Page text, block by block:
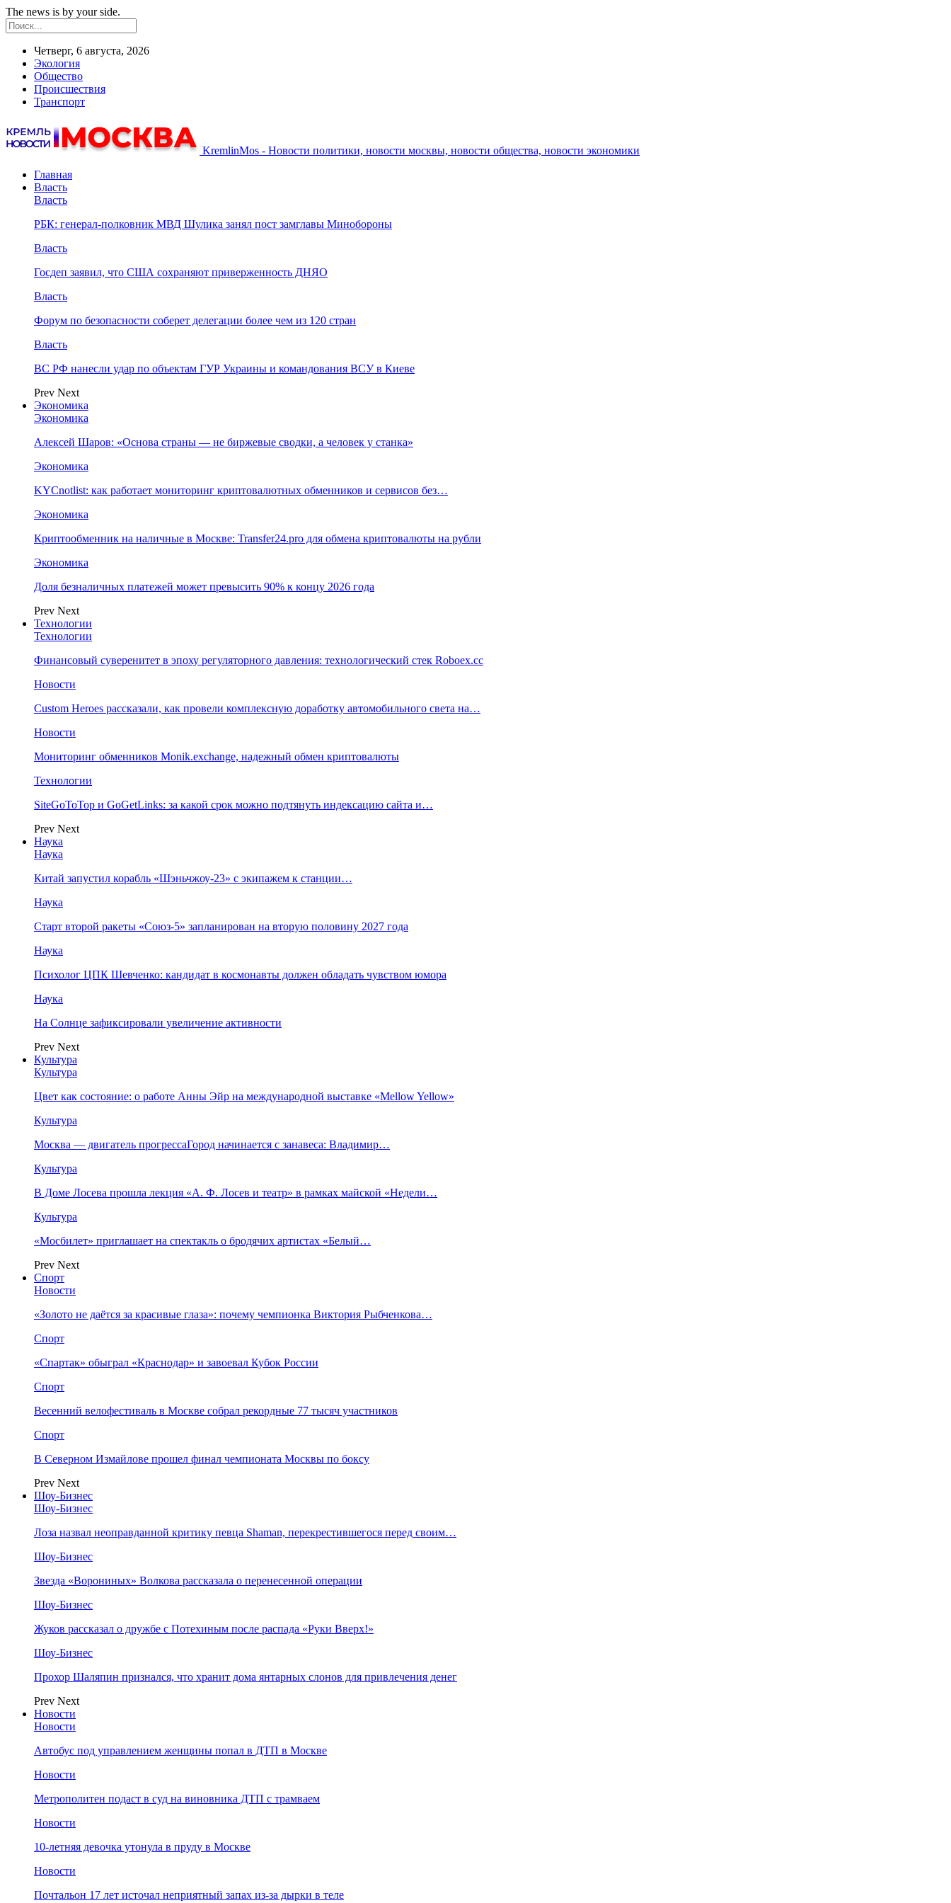
The news is by your side.
Четверг, 6 августа, 2026
Экология
Общество
Происшествия
Транспорт
KremlinMos - Новости политики, новости москвы, новости общества, новости экономики
Главная
Власть
Власть
РБК: генерал-полковник МВД Шулика занял пост замглавы Минобороны
Власть
Госдеп заявил, что США сохраняют приверженность ДНЯО
Власть
Форум по безопасности соберет делегации более чем из 120 стран
Власть
ВС РФ нанесли удар по объектам ГУР Украины и командования ВСУ в Киеве
Prev Next
Экономика
Экономика
Алексей Шаров: «Основа страны — не биржевые сводки, а человек у станка»
Экономика
KYCnotlist: как работает мониторинг криптовалютных обменников и сервисов без…
Экономика
Криптообменник на наличные в Москве: Transfer24.pro для обмена криптовалюты на рубли
Экономика
Доля безналичных платежей может превысить 90% к концу 2026 года
Prev Next
Технологии
Технологии
Финансовый суверенитет в эпоху регуляторного давления: технологический стек Roboex.cc
Новости
Custom Heroes рассказали, как провели комплексную доработку автомобильного света на…
Новости
Мониторинг обменников Monik.exchange, надежный обмен криптовалюты
Технологии
SiteGoToTop и GoGetLinks: за какой срок можно подтянуть индексацию сайта и…
Prev Next
Наука
Наука
Китай запустил корабль «Шэньчжоу-23» с экипажем к станции…
Наука
Старт второй ракеты «Союз-5» запланирован на вторую половину 2027 года
Наука
Психолог ЦПК Шевченко: кандидат в космонавты должен обладать чувством юмора
Наука
На Солнце зафиксировали увеличение активности
Prev Next
Культура
Культура
Цвет как состояние: о работе Анны Эйр на международной выставке «Mellow Yellow»
Культура
Москва — двигатель прогрессаГород начинается с занавеса: Владимир…
Культура
В Доме Лосева прошла лекция «А. Ф. Лосев и театр» в рамках майской «Недели…
Культура
«Мосбилет» приглашает на спектакль о бродячих артистах «Белый…
Prev Next
Спорт
Новости
«Золото не даётся за красивые глаза»: почему чемпионка Виктория Рыбченкова…
Спорт
«Спартак» обыграл «Краснодар» и завоевал Кубок России
Спорт
Весенний велофестиваль в Москве собрал рекордные 77 тысяч участников
Спорт
В Северном Измайлове прошел финал чемпионата Москвы по боксу
Prev Next
Шоу-Бизнес
Шоу-Бизнес
Лоза назвал неоправданной критику певца Shaman, перекрестившегося перед своим…
Шоу-Бизнес
Звезда «Ворониных» Волкова рассказала о перенесенной операции
Шоу-Бизнес
Жуков рассказал о дружбе с Потехиным после распада «Руки Вверх!»
Шоу-Бизнес
Прохор Шаляпин признался, что хранит дома янтарных слонов для привлечения денег
Prev Next
Новости
Новости
Автобус под управлением женщины попал в ДТП в Москве
Новости
Метрополитен подаст в суд на виновника ДТП с трамваем
Новости
10-летняя девочка утонула в пруду в Москве
Новости
Почтальон 17 лет источал неприятный запах из-за дырки в теле